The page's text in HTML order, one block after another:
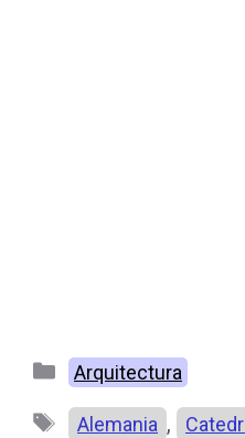
Categorías
Arquitectura
Etiquetas
Alemania ,